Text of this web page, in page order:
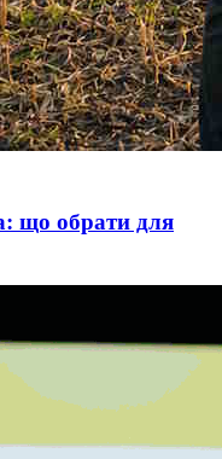
що обрати для